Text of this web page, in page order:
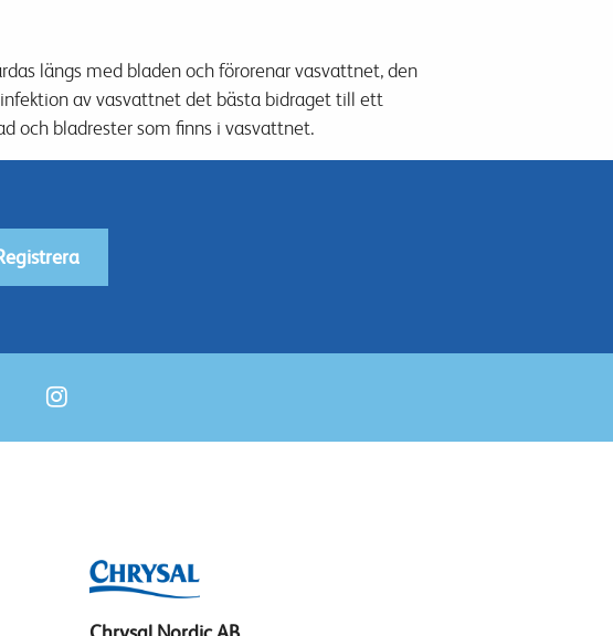
längs med bladen och förorenar vasvattnet, den
infektion av vasvattnet det bästa bidraget till ett
och bladrester som finns i vasvattnet.